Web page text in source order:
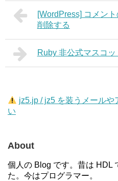
[WordPress] コメン
削除する
Ruby 非公式マスコ
jz5.jp / jz5 を装うメールや
い
About
個人の Blog です。昔は HDL
た。今はプログラマー。